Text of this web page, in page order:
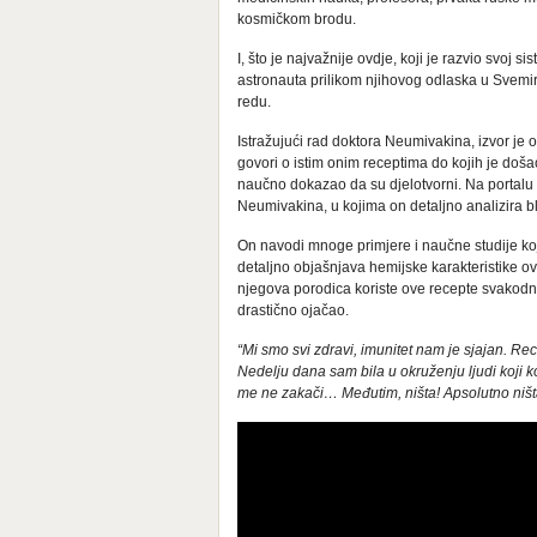
kosmičkom brodu.
I, što je najvažnije ovdje, koji je razvio svoj
astronauta prilikom njihovog odlaska u
redu.
Istražujući rad doktora Neumivakina, izvor
govori o istim onim receptima do kojih je
naučno dokazao da su djelotvorni. Na
Neumivakina, u kojima on detaljno analizira
On navodi mnoge primjere i naučne studije
detaljno objašnjava hemijske karakteristike
njegova porodica koriste ove recepte
drastično ojačao.
“Mi smo svi zdravi, imunitet nam je sjajan.
Nedelju dana sam bila u okruženju ljudi koji
me ne zakači… Međutim, ništa! Apsolutno